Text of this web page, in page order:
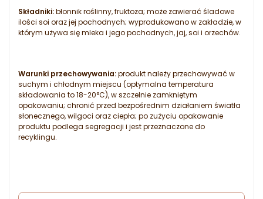
Składniki:błonnik roślinny, fruktoza; może zawierać śladowe
ilości soi oraz jej pochodnych; wyprodukowano w zakładzie, w
którym używa się mleka i jego pochodnych, jaj, soi i orzechów.
Warunki przechowywania:produkt należy przechowywać w
suchym i chłodnym miejscu (optymalna temperatura
składowania to 18-20°C), w szczelnie zamkniętym
opakowaniu; chronić przed bezpośrednim działaniem światła
słonecznego, wilgoci oraz ciepła; po zużyciu opakowanie
produktu podlega segregacji i jest przeznaczone do
recyklingu.